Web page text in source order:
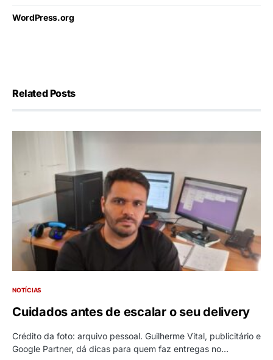
WordPress.org
Related Posts
NOTÍCIAS
Cuidados antes de escalar o seu delivery
Crédito da foto: arquivo pessoal. Guilherme Vital, publicitário e
Google Partner, dá dicas para quem faz entregas no…